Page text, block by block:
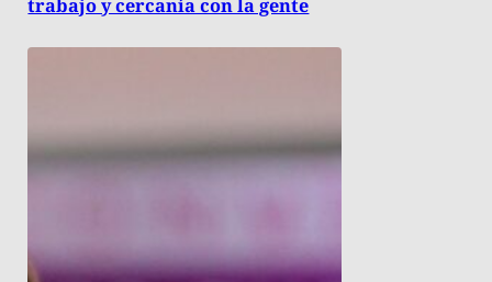
trabajo y cercanía con la gente